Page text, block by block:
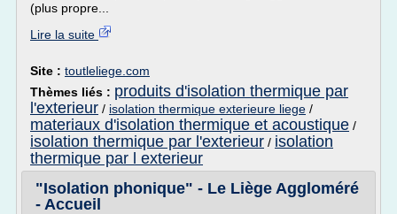
(plus propre...
Lire la suite
Site : toutleliege.com
Thèmes liés : produits d'isolation thermique par
l'exterieur / isolation thermique exterieure liege /
materiaux d'isolation thermique et acoustique /
isolation thermique par l'exterieur / isolation
thermique par l exterieur
"Isolation phonique" - Le Liège Aggloméré
- Accueil